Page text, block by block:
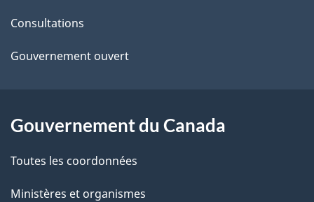
s
d
l
a
site
Consultations
Gouvernement ouvert
Gouvernement du Canada
Toutes les coordonnées
Ministères et organismes